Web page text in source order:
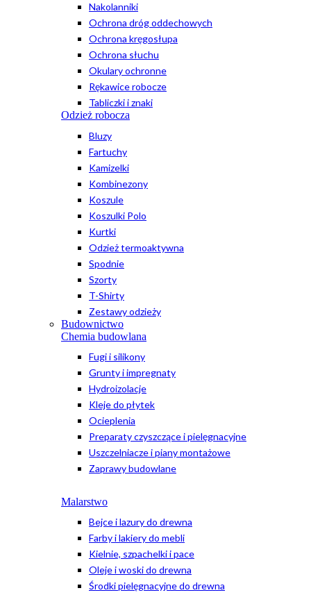
Nakolanniki
Ochrona dróg oddechowych
Ochrona kręgosłupa
Ochrona słuchu
Okulary ochronne
Rękawice robocze
Tabliczki i znaki
Odzież robocza
Bluzy
Fartuchy
Kamizelki
Kombinezony
Koszule
Koszulki Polo
Kurtki
Odzież termoaktywna
Spodnie
Szorty
T-Shirty
Zestawy odzieży
Budownictwo
Chemia budowlana
Fugi i silikony
Grunty i impregnaty
Hydroizolacje
Kleje do płytek
Ocieplenia
Preparaty czyszczące i pielęgnacyjne
Uszczelniacze i piany montażowe
Zaprawy budowlane
Malarstwo
Bejce i lazury do drewna
Farby i lakiery do mebli
Kielnie, szpachelki i pace
Oleje i woski do drewna
Środki pielęgnacyjne do drewna